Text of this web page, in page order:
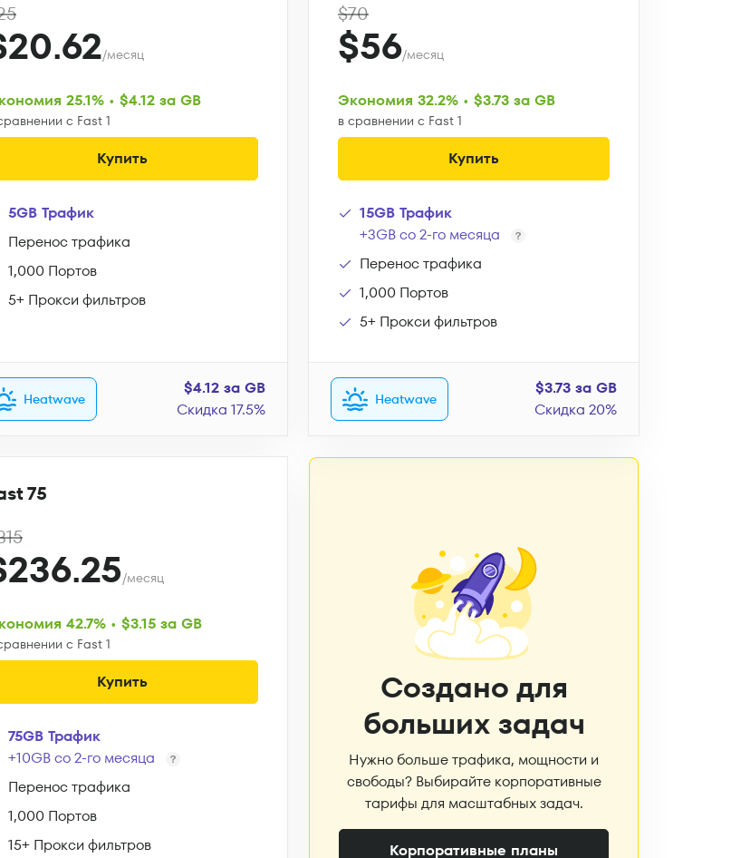
/месяц
25.1% • $4.12 за GB
с Fast 1
Купить
5GB Трафик
Перенос трафика
1,000 Портов
5+ Прокси фильтров
Heatwave
$4.12 за GB
Скидка 17.5%
$70
$56/месяц
Экономия 32.2% • $3.73 за GB
в сравнении с Fast 1
Купить
15GB Трафик
+3GB со 2-го месяца
Перенос трафика
1,000 Портов
5+ Прокси фильтров
Heatwave
$3.73 за GB
Скидка 20%
75
/месяц
42.7% • $3.15 за GB
с Fast 1
Купить
75GB Трафик
+10GB со 2-го месяца
Перенос трафика
1,000 Портов
15+ Прокси фильтров
Создано для
больших задач
Нужно больше трафика, мощности и
свободы? Выбирайте корпоративные
тарифы для масштабных задач.
Корпоративные планы